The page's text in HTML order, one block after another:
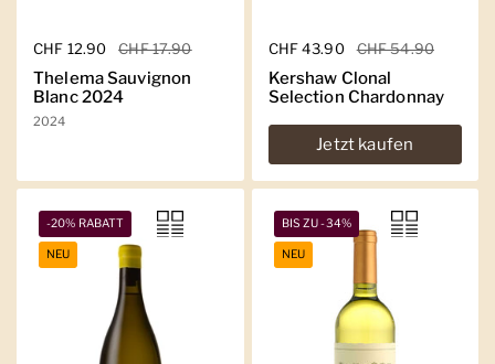
Regulärer Preis
CHF 12.90 Sale-Preis
CHF 17.90
Thelema Sauvignon
Blanc 2024
2024
Regulärer Preis
CHF 43.90 Sale-Preis
CHF 54.90
Kershaw Clonal
Selection Chardonnay
Jetzt kaufen
-20% RABATT
NEU
BIS ZU -34%
NEU